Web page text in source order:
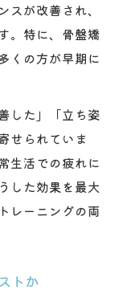
が改善され、
。特に、骨盤矯
くの方が早期に
した」「立ち姿
せられていま
生活での疲れに
した効果を最大
レーニングの両
トか